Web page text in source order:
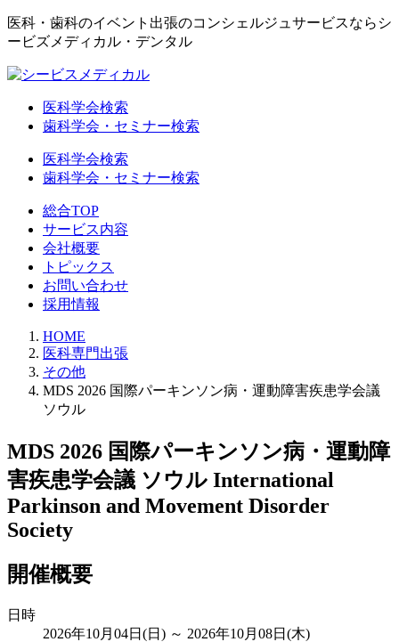
医科・歯科のイベント出張のコンシェルジュサービスならシ
ービズメディカル・デンタル
医科学会検索
歯科学会・セミナー検索
医科学会検索
歯科学会・セミナー検索
総合TOP
サービス内容
会社概要
トピックス
お問い合わせ
採用情報
HOME
医科専門出張
その他
MDS 2026 国際パーキンソン病・運動障害疾患学会議
ソウル
MDS 2026 国際パーキンソン病・運動障
害疾患学会議 ソウル International
Parkinson and Movement Disorder
Society
開催概要
日時
2026年10月04日(日) ～ 2026年10月08日(木)